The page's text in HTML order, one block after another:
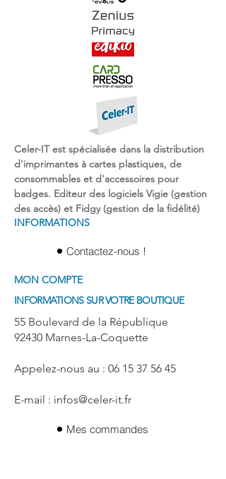
Celer-IT est spécialisée dans la distribution
d'imprimantes à cartes plastiques, de
consommables et d'accessoires pour
badges. Editeur des logiciels Vigie (gestion
des accès) et Fidgy (gestion de la fidélité)
INFORMATIONS
Contactez-nous !
MON COMPTE
INFORMATIONS SUR VOTRE BOUTIQUE
55 Boulevard de la République
92430 Marnes-La-Coquette
Appelez-nous au : 06 15 37 56 45
E-mail : infos@celer-it.fr
Mes commandes